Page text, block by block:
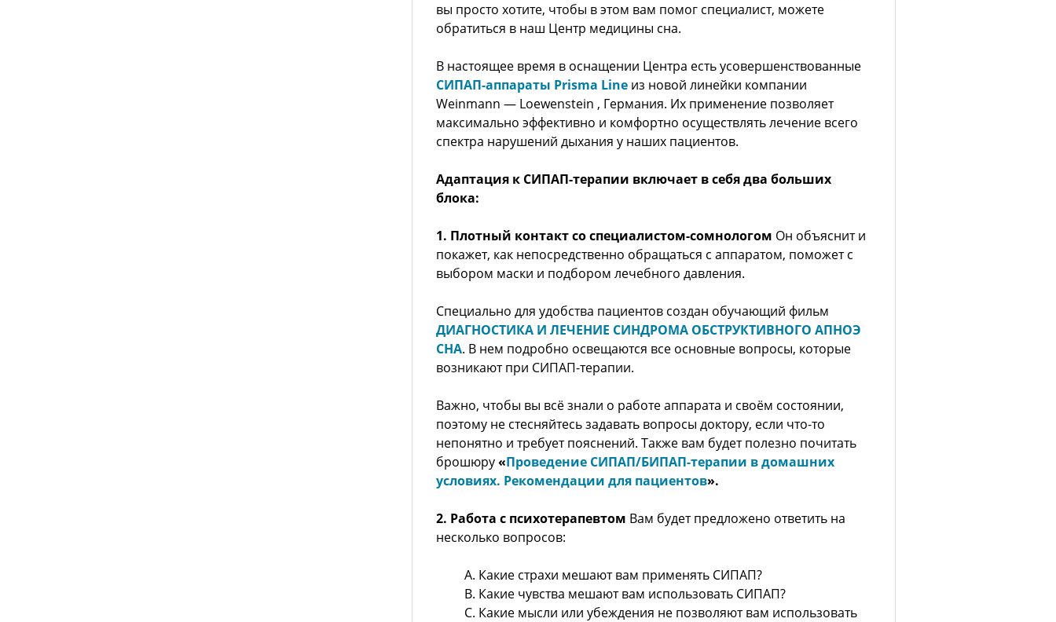
вы просто хотите, чтобы в этом вам помог специалист, можете
обратиться в наш Центр медицины сна.
В настоящее время в оснащении Центра есть усовершенствованные
СИПАП-аппараты Prisma Line из новой линейки компании
Weinmann — Loewenstein , Германия. Их применение позволяет
максимально эффективно и комфортно осуществлять лечение всего
спектра нарушений дыхания у наших пациентов.
Адаптация к СИПАП-терапии включает в себя два больших
блока:
1. Плотный контакт со специалистом-сомнологом Он объяснит и
покажет, как непосредственно обращаться с аппаратом, поможет с
выбором маски и подбором лечебного давления.
Специально для удобства пациентов создан обучающий фильм
ДИАГНОСТИКА И ЛЕЧЕНИЕ СИНДРОМА ОБСТРУКТИВНОГО АПНОЭ
СНА. В нем подробно освещаются все основные вопросы, которые
возникают при СИПАП-терапии.
Важно, чтобы вы всё знали о работе аппарата и своём состоянии,
поэтому не стесняйтесь задавать вопросы доктору, если что-то
непонятно и требует пояснений. Также вам будет полезно почитать
брошюру«Проведение СИПАП/БИПАП-терапии в домашних
условиях. Рекомендации для пациентов».
2. Работа с психотерапевтом Вам будет предложено ответить на
несколько вопросов:
Какие страхи мешают вам применять СИПАП?
Какие чувства мешают вам использовать СИПАП?
Какие мысли или убеждения не позволяют вам использовать